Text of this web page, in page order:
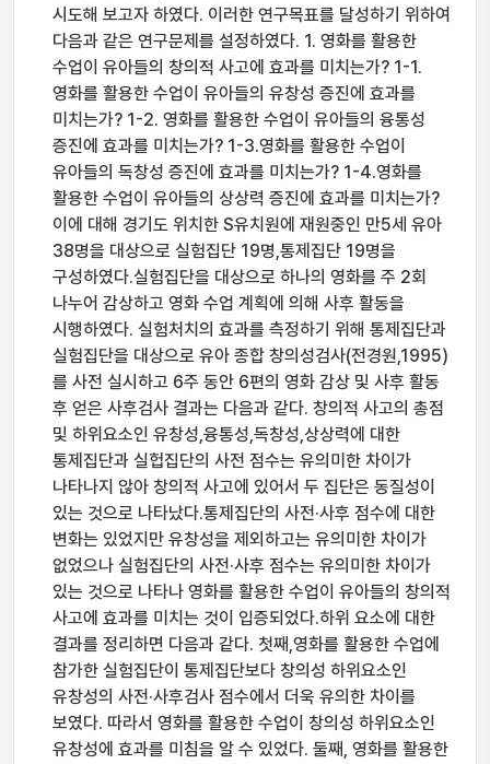
시도해 보고자 하였다. 이러한 연구목표를 달성하기 위하여
다음과 같은 연구문제를 설정하였다. 1. 영화를 활용한
수업이 유아들의 창의적 사고에 효과를 미치는가? 1-1.
영화를 활용한 수업이 유아들의 유창성 증진에 효과를
미치는가? 1-2. 영화를 활용한 수업이 유아들의 융통성
증진에 효과를 미치는가? 1-3.영화를 활용한 수업이
유아들의 독창성 증진에 효과를 미치는가? 1-4.영화를
활용한 수업이 유아들의 상상력 증진에 효과를 미치는가?
이에 대해 경기도 위치한 S유치원에 재원중인 만5세 유아
38명을 대상으로 실험집단 19명,통제집단 19명을
구성하였다.실험집단을 대상으로 하나의 영화를 주 2회
나누어 감상하고 영화 수업 계획에 의해 사후 활동을
시행하였다. 실험처치의 효과를 측정하기 위해 통제집단과
실험집단을 대상으로 유아 종합 창의성검사(전경원,1995)
를 사전 실시하고 6주 동안 6편의 영화 감상 및 사후 활동
후 얻은 사후검사 결과는 다음과 같다. 창의적 사고의 총점
및 하위요소인 유창성,융통성,독창성,상상력에 대한
통제집단과 실헙집단의 사전 점수는 유의미한 차이가
나타나지 않아 창의적 사고에 있어서 두 집단은 동질성이
있는 것으로 나타났다.통제집단의 사전·사후 점수에 대한
변화는 있었지만 유창성을 제외하고는 유의미한 차이가
없었으나 실험집단의 사전·사후 점수는 유의미한 차이가
있는 것으로 나타나 영화를 활용한 수업이 유아들의 창의적
사고에 효과를 미치는 것이 입증되었다.하위 요소에 대한
결과를 정리하면 다음과 같다. 첫째,영화를 활용한 수업에
참가한 실험집단이 통제집단보다 창의성 하위요소인
유창성의 사전·사후검사 점수에서 더욱 유의한 차이를
보였다. 따라서 영화를 활용한 수업이 창의성 하위요소인
유창성에 효과를 미침을 알 수 있었다. 둘째, 영화를 활용한